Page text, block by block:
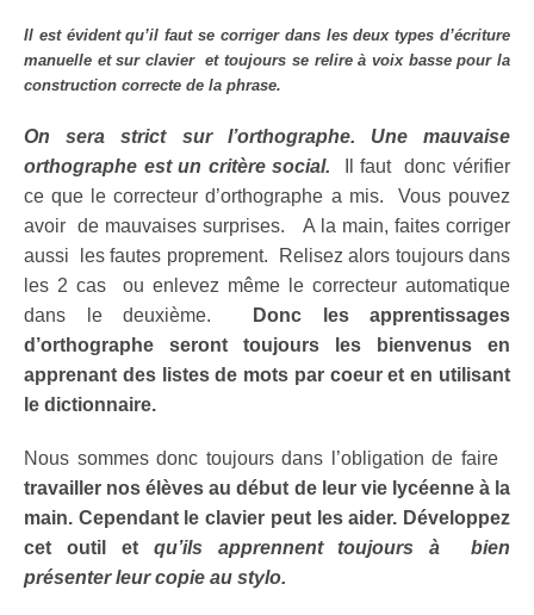
Il est évident qu’il faut se corriger dans les deux types d’écriture
manuelle et sur clavier et toujours se relire à voix basse pour la
construction correcte de la phrase.
On sera strict sur l’orthographe. Une mauvaise
orthographe est un critère social.
Il faut donc vérifier
ce que le correcteur d’orthographe a mis. Vous pouvez
avoir de mauvaises surprises. A la main, faites corriger
aussi les fautes proprement. Relisez alors toujours dans
les 2 cas ou enlevez même le correcteur automatique
dans le deuxième.
Donc les apprentissages
d’orthographe seront toujours les bienvenus en
apprenant des listes de mots par coeur et en utilisant
le dictionnaire.
Nous sommes donc toujours dans l’obligation de faire
travailler nos élèves au début de leur vie lycéenne à la
main. Cependant le clavier peut les aider. Développez
cet outil et qu’ils apprennent toujours à bien
présenter leur copie au stylo.